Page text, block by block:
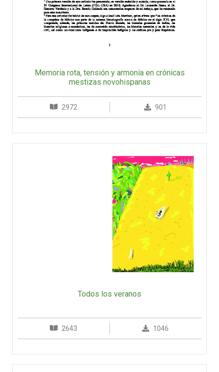
Memoria rota, tensión y armonía en crónicas
mestizas novohispanas
2972 901
Todos los veranos
2643 1046